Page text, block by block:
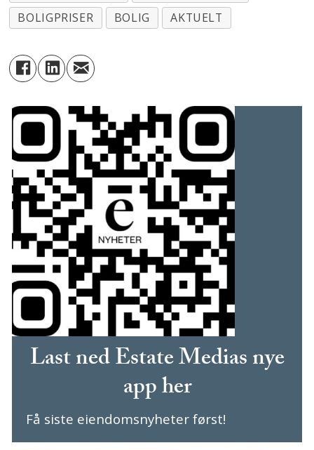
BOLIGPRISER
BOLIG AKTUELT
Last ned Estate Medias nye
app her
Få siste eiendomsnyheter først!